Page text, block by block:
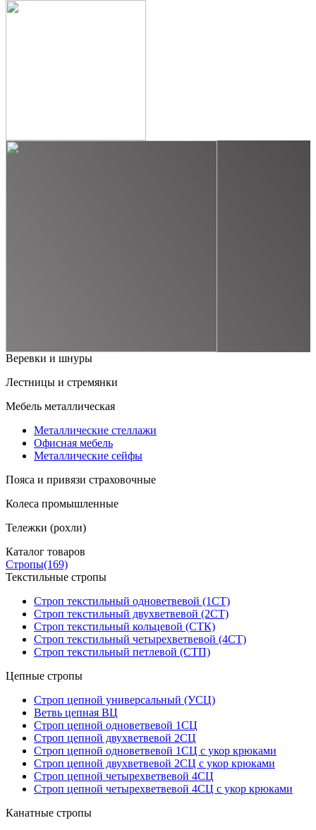
Веревки и шнуры
Лестницы и стремянки
Мебель металлическая
Металлические стеллажи
Офисная мебель
Металлические сейфы
Пояса и привязи страховочные
Колеса промышленные
Тележки (рохли)
Каталог товаров
Стропы(169)
Текстильные стропы
Строп текстильный одноветвевой (1СТ)
Строп текстильный двухветвевой (2СТ)
Строп текстильный кольцевой (СТК)
Строп текстильный четырехветвевой (4СТ)
Строп текстильный петлевой (СТП)
Цепные стропы
Строп цепной универсальный (УСЦ)
Ветвь цепная ВЦ
Строп цепной одноветвевой 1СЦ
Строп цепной двухветвевой 2СЦ
Строп цепной одноветвевой 1СЦ с укор крюками
Строп цепной двухветвевой 2СЦ с укор крюками
Строп цепной четырехветвевой 4СЦ
Строп цепной четырехветвевой 4СЦ с укор крюками
Канатные стропы